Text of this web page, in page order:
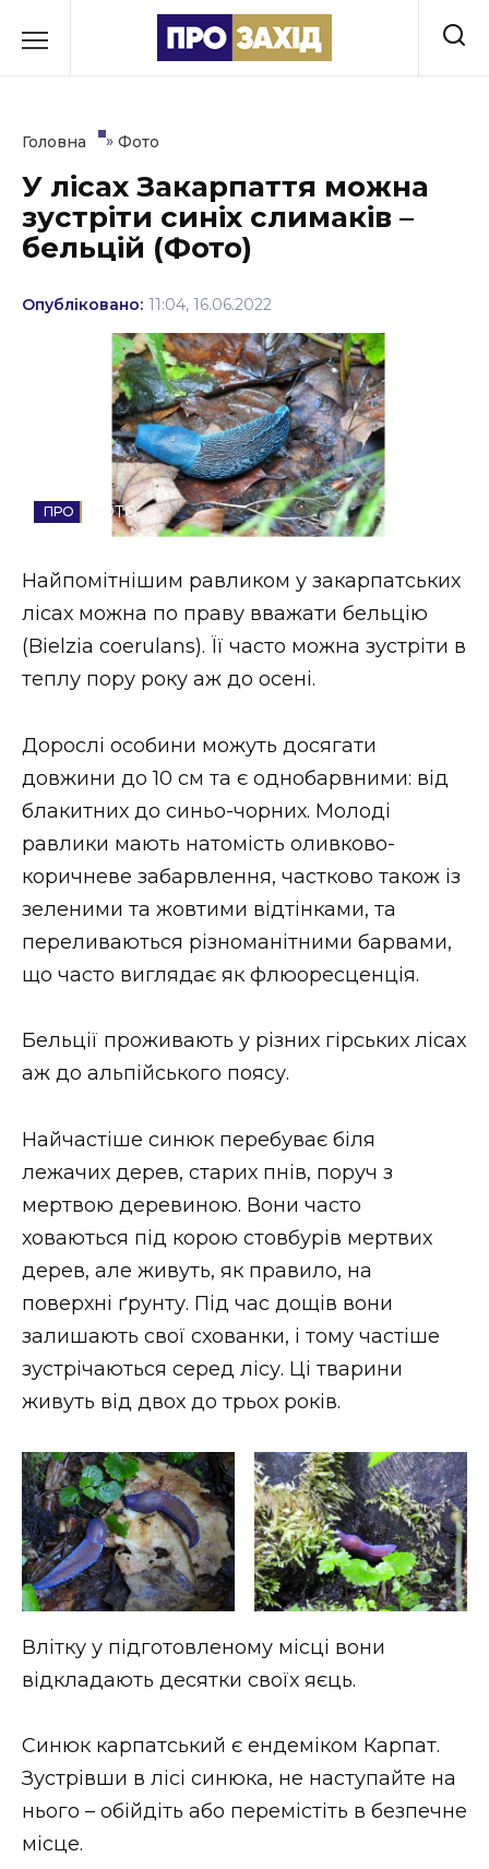
до
Культура
Освіта
Події
Політика
Соціум
Стиль життя
Втрачений Ужгород (відеоверсія)
НОВИНИ ЗАХІДНОЇ УКРАЇНИ
ФОТО
ВІДЕО
Головна » Фото
У лісах Закарпаття можна
зустріти синіх слимаків –
бельцій (Фото)
Опубліковано: 11:04, 16.06.2022
ФОТО
Найпомітнішим равликом у закарпатських
лісах можна по праву вважати бельцію
(Bielzia coerulans). Її часто можна зустріти в
теплу пору року аж до осені.
Дорослі особини можуть досягати
довжини до 10 см та є однобарвними: від
блакитних до синьо-чорних. Молоді
равлики мають натомість оливково-
коричневе забарвлення, частково також із
зеленими та жовтими відтінками, та
переливаються різноманітними барвами,
що часто виглядає як флюоресценція.
Бельції проживають у різних гірських лісах
аж до альпійського поясу.
Найчастіше синюк перебуває біля
лежачих дерев, старих пнів, поруч з
мертвою деревиною. Вони часто
ховаються під корою стовбурів мертвих
дерев, але живуть, як правило, на
поверхні ґрунту. Під час дощів вони
залишають свої схованки, і тому частіше
зустрічаються серед лісу. Ці тварини
живуть від двох до трьох років.
Влітку у підготовленому місці вони
відкладають десятки своїх яєць.
Синюк карпатський є ендеміком Карпат.
Зустрівши в лісі синюка, не наступайте на
нього – обійдіть або перемістіть в безпечне
місце.